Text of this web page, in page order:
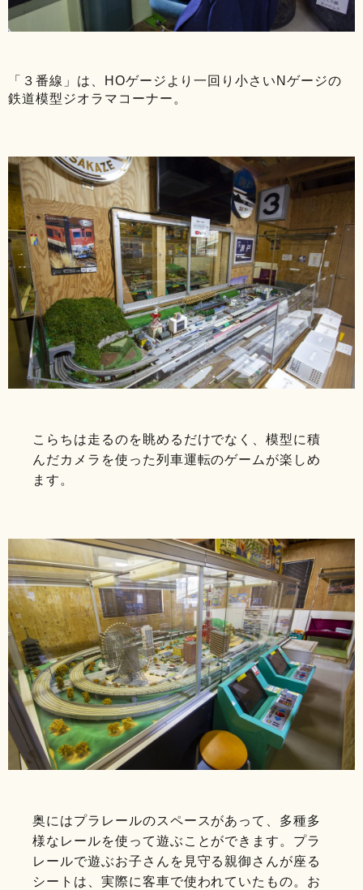
「３番線」は、HOゲージより一回り小さいNゲージの
鉄道模型ジオラマコーナー。
こらちは走るのを眺めるだけでなく、模型に積
んだカメラを使った列車運転のゲームが楽しめ
ます。
奥にはプラレールのスペースがあって、多種多
様なレールを使って遊ぶことができます。プラ
レールで遊ぶお子さんを見守る親御さんが座る
シートは、実際に客車で使われていたもの。お